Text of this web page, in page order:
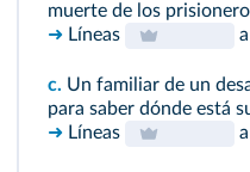
muerte de los
➜ Líneas a
c. Un familiar de un
para saber dónde está
➜ Líneas a